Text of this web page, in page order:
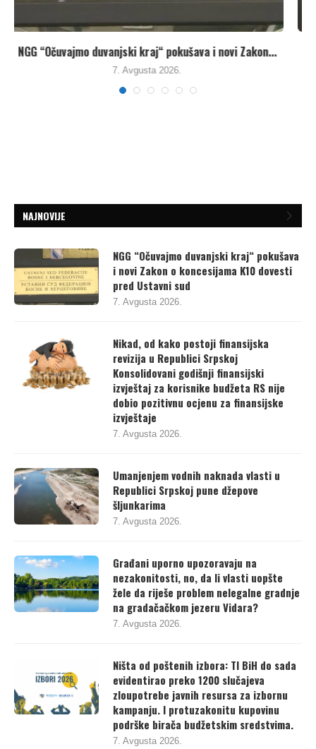
Umanjenjem vodnih naknada vlasti u Republici Srpskoj
pune...
7. Avgusta 2026.
NAJNOVIJE
NGG “Očuvajmo duvanjski kraj“ pokušava
i novi Zakon o koncesijama K10 dovesti
pred Ustavni sud
Nikad, od kako postoji finansijska
revizija u Republici Srpskoj
Konsolidovani godišnji finansijski
izvještaj za korisnike budžeta RS nije
dobio pozitivnu ocjenu za finansijske
izvještaje
Umanjenjem vodnih naknada vlasti u
Republici Srpskoj pune džepove
šljunkarima
Građani uporno upozoravaju na
nezakonitosti, no, da li vlasti uopšte
žele da riješe problem nelegalne gradnje
na gradačačkom jezeru Vidara?
Ništa od poštenih izbora: TI BiH do sada
evidentirao preko 1200 slučajeva
zloupotrebe javnih resursa za izbornu
kampanju. I protuzakonitu kupovinu
podrške birača budžetskim sredstvima.